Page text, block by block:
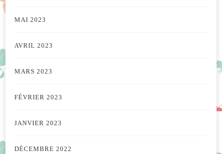
MAI 2023
AVRIL 2023
MARS 2023
FÉVRIER 2023
JANVIER 2023
DÉCEMBRE 2022